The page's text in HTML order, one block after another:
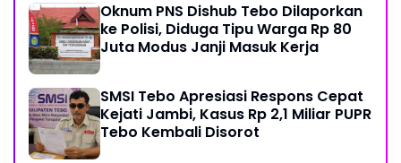
Oknum PNS Dishub Tebo Dilaporkan
ke Polisi, Diduga Tipu Warga Rp 80
Juta Modus Janji Masuk Kerja
SMSI Tebo Apresiasi Respons Cepat
Kejati Jambi, Kasus Rp 2,1 Miliar PUPR
Tebo Kembali Disorot